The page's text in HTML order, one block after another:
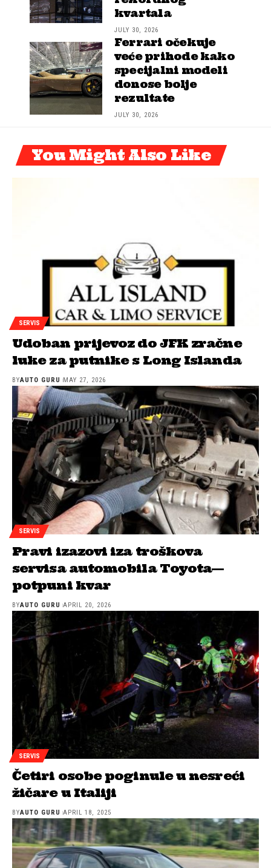
kvartala
JULY 30, 2026
Ferrari očekuje
veće prihode kako
specijalni modeli
donose bolje
rezultate
JULY 30, 2026
You Might Also Like
SERVIS
Udoban prijevoz do JFK zračne
luke za putnike s Long Islanda
BYAUTO GURU MAY 27, 2026
SERVIS
Pravi izazovi iza troškova
servisa automobila Toyota—
potpuni kvar
BYAUTO GURU APRIL 20, 2026
SERVIS
Četiri osobe poginule u nesreći
žičare u Italiji
BYAUTO GURU APRIL 18, 2025